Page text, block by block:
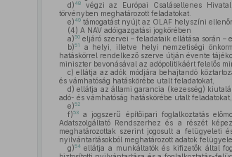
d)48végzi az Európai Csalásellenes
törvényben meghatározott feladatokat.
e)49támogatást nyújt az OLAF helyszíni
(4) A NAV adóigazgatási jogkörében
a)50eljáró szervei – feladataik ellátása során –
b)51
a helyi, illetve helyi nemzetiségi
hatáskörrel rendelkező szerve útján évente
miniszter bevonásával az adópolitikáért felelős
c) ellátja az adók módjára behajtandó
és vámhatóság hatáskörébe utalt feladatokat,
d) ellátja az állami garancia (kezesség)
adó- és vámhatóság hatáskörébe utalt feladatokat,
e)52
f)53a jogszerű építőipari foglalkoztatás
Adatszolgáltató Rendszerhez és a részét
meghatározottak szerint jogosult a felügyeleti
nyilvántartásokból meghatározott adatok
g)54ellátja a munkáltatók és kifizetők által